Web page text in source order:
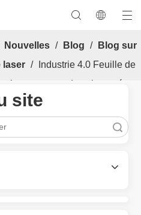
Nouvelles / Blog /
Blog sur
laser /
Industrie 4.0 Feuille de
laser sautera dans la marée
site
Les Application et les caractéristiques exceptionnelles des machines de marquage laser